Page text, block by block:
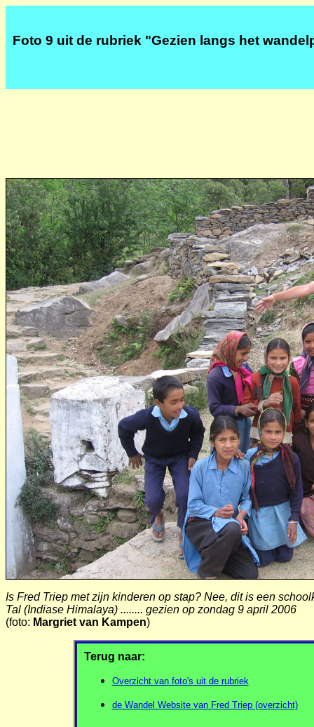
Foto 9 uit de rubriek "Gezien langs het
Is Fred Triep met zijn kinderen op stap? Nee, dit is een
Tal (Indiase Himalaya) ........ gezien op zondag 9 april 2006
(foto: Margriet van Kampen)
Terug naar:
Overzicht van foto's uit de rubriek
de Wandel Website van Fred Triep (overzicht)